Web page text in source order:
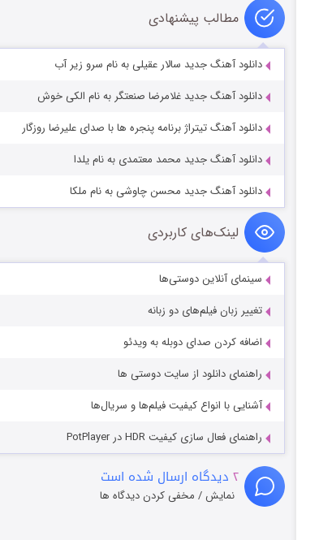
مطالب پیشنهادی
دانلود آهنگ جدید سالار عقیلی به نام سرو زیر آب
دانلود آهنگ جدید غلامرضا صنعتگر به نام الکی خوش
دانلود آهنگ تیتراژ برنامه پنجره ها با صدای علیرضا روزگار
دانلود آهنگ جدید محمد معتمدی به نام یلدا
دانلود آهنگ جدید محسن چاوشی به نام ملکا
لینک‌های کاربردی
سینمای آنلاین دوستی‌ها
تغییر زبان فیلم‌های دو زبانه
اضافه کردن صدای دوبله به ویدئو
راهنمای دانلود از سایت دوستی ها
آشنایی با انواع کیفیت فیلم‌ها و سریال‌ها
راهنمای فعال سازی کیفیت HDR در PotPlayer
۲ دیدگاه ارسال شده است
نمایش / مخفی کردن دیدگاه ها